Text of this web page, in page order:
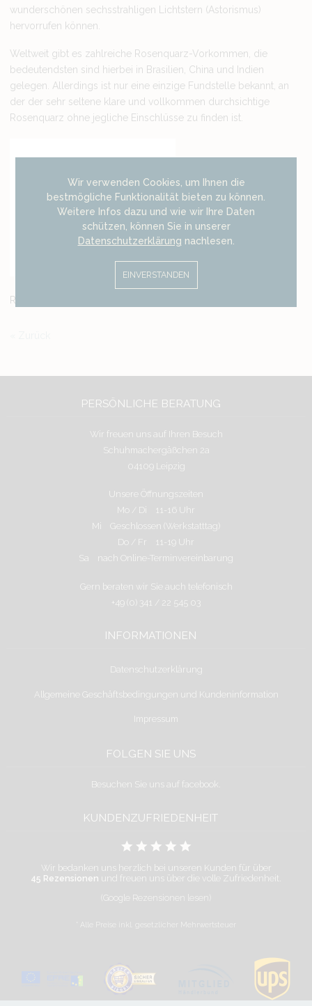
wunderschönen sechsstrahligen Lichtstern (Astorismus)
hervorrufen können.
Weltweit gibt es zahlreiche Rosenquarz-Vorkommen, die
bedeutendsten sind hierbei in Brasilien, China und Indien
gelegen. Allerdings ist nur eine einzige Fundstelle bekannt, an
der der sehr seltene klare und vollkommen durchsichtige
Rosenquarz ohne jegliche Einschlüsse zu finden ist.
Rosenquarz im Cabochonschliff
PERSÖNLICHE BERATUNG
Wir freuen uns auf Ihren Besuch
Schuhmachergäßchen 2a
04109 Leipzig
Unsere Öffnungszeiten
Mo / Di 11-16 Uhr
Mi Geschlossen (Werkstatttag)
Do / Fr 11-19 Uhr
Sa nach Online-Terminvereinbarung
Gern beraten wir Sie auch telefonisch
+49 (0) 341 / 22 545 03
INFORMATIONEN
Datenschutzerklärung
Allgemeine Geschäftsbedingungen und Kundeninformation
Impressum
FOLGEN SIE UNS
Besuchen Sie uns auf facebook.
KUNDENZUFRIEDENHEIT
Wir bedanken uns herzlich bei unseren Kunden für über
45 Rezensionen und freuen uns über die volle Zufriedenheit.
(Google Rezensionen lesen)
* Alle Preise inkl. gesetzlicher Mehrwertsteuer
Wir verwenden Cookies, um Ihnen die
bestmögliche Funktionalität bieten zu können.
Weitere Infos dazu und wie wir Ihre Daten
schützen, können Sie in unserer
Datenschutzerklärung nachlesen.
EINVERSTANDEN